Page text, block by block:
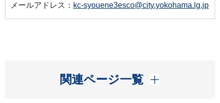
メールアドレス： kc-syouene3esco@city.yokohama.lg.jp
関連ページ一覧
開く